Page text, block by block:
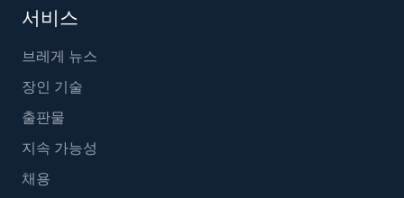
서비스
브레게 뉴스
장인 기술
출판물
지속 가능성
채용